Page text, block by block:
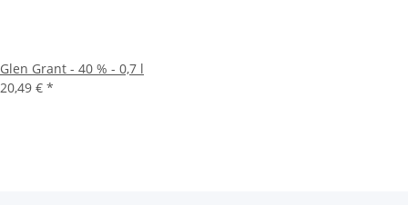
Glen Grant - 40 % - 0,7 l
20,49 € *